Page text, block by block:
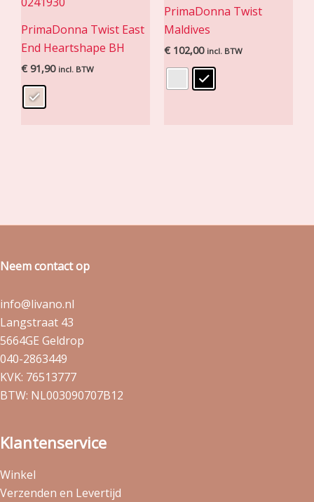
PrimaDonna Twist East
End Heartshape BH
€ 91,90 incl. BTW
PrimaDonna Twist
Maldives
€ 102,00 incl. BTW
Neem contact op
info@livano.nl
Langstraat 43
5664GE Geldrop
040-2863449
KVK: 76513777
BTW: NL003090707B12
Klantenservice
Winkel
Verzenden en Levertijd